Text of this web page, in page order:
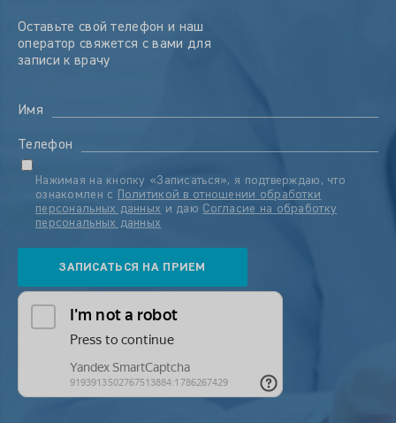
Оставьте свой телефон и наш
оператор свяжется с вами для
записи к врачу
Имя
Телефон
Нажимая на кнопку «Записаться», я подтверждаю, что
ознакомлен с
Политикой в отношении обработки
персональных данных и даю Согласие на обработку
персональных данных